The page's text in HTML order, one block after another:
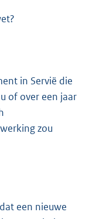
in Servië die
of over een jaar
zou
een nieuwe